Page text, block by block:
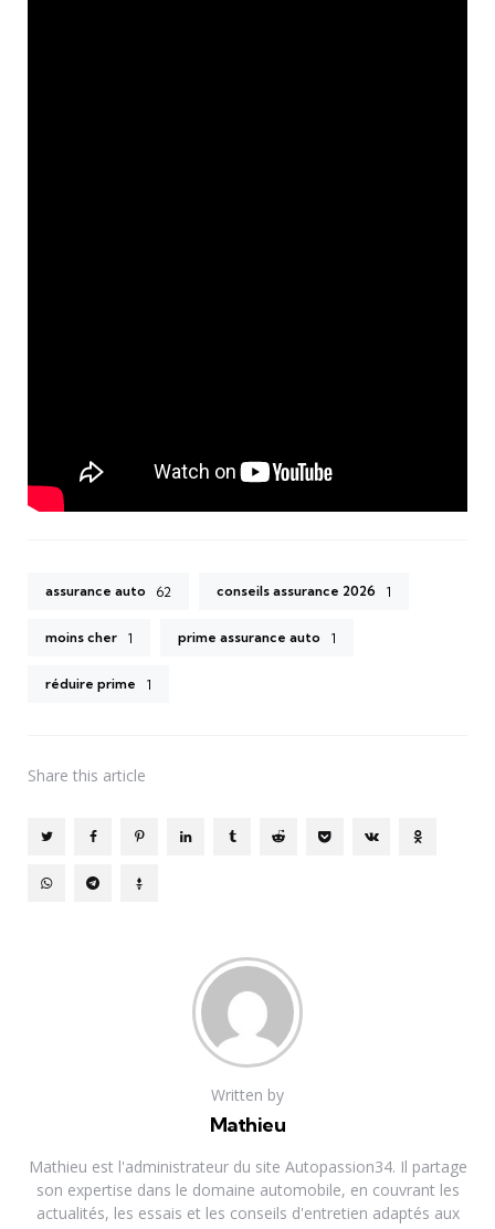
assurance auto 62 conseils assurance 2026 1
moins cher 1 prime assurance auto 1
réduire prime 1
Share this article
Written by
Mathieu
Mathieu est l'administrateur du site Autopassion34. Il partage
son expertise dans le domaine automobile, en couvrant les
actualités, les essais et les conseils d'entretien adaptés aux